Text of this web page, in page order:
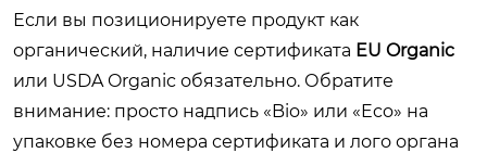
Если вы позиционируете продукт как
органический, наличие сертификата EU Organic
или USDA Organic обязательно. Обратите
внимание: просто надпись «Bio» или «Eco» на
упаковке без номера сертификата и лого органа